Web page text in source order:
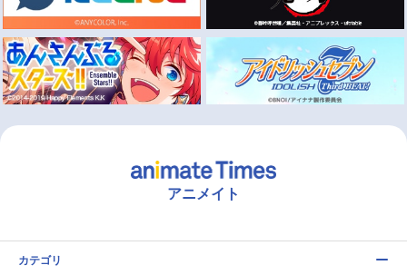
アニメイト
カテゴリ